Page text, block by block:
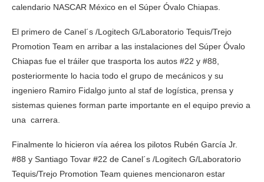
calendario NASCAR México en el Súper Óvalo Chiapas.
El primero de Canel´s /Logitech G/Laboratorio Tequis/Trejo
Promotion Team en arribar a las instalaciones del Súper Óvalo
Chiapas fue el tráiler que trasporta los autos #22 y #88,
posteriormente lo hacia todo el grupo de mecánicos y su
ingeniero Ramiro Fidalgo junto al staf de logística, prensa y
sistemas quienes forman parte importante en el equipo previo a
una carrera.
Finalmente lo hicieron vía aérea los pilotos Rubén García Jr.
#88 y Santiago Tovar #22 de Canel´s /Logitech G/Laboratorio
Tequis/Trejo Promotion Team quienes mencionaron estar